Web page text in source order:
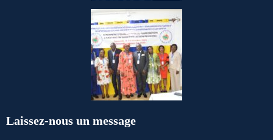
Laissez-nous un message